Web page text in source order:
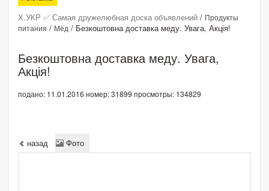
Категории
Избранное
Поиск по сайту
Х.УКР ✅ Самая дружелюбная доска объявлений / Продукты
питания / Мёд / Безкоштовна доставка меду. Увага, Акція!
Безкоштовна доставка меду. Увага,
Акція!
подано: 11.01.2016 номер: 31899 просмотры: 134829
назад Фото